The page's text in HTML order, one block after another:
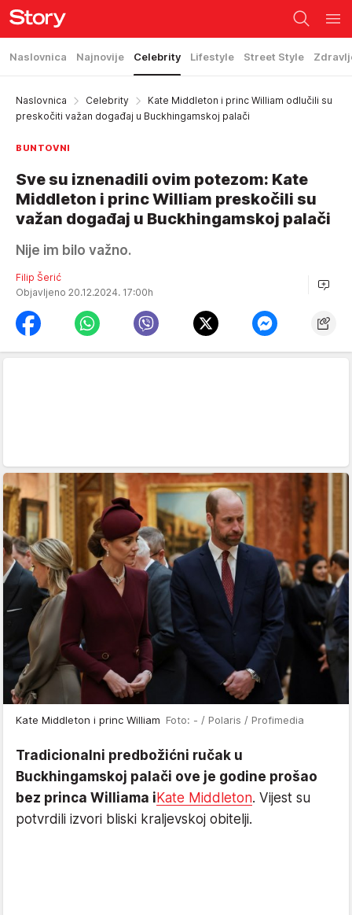
Naslovnica Najnovije Celebrity Lifestyle Street Style
Naslovnica Celebrity
Kate Middleton i princ William odlučili su
preskočiti važan događaj u Buckhingamskoj palači
BUNTOVNI
Sve su iznenadili ovim potezom: Kate
Middleton i princ William preskočili su
važan događaj u Buckhingamskoj palači
Nije im bilo važno.
Filip Šerić
Objavljeno 20.12.2024. 17:00h
Kate Middleton i princ William Foto: - / Polaris / Profimedia
Tradicionalni predbožićni ručak u
Buckhingamskoj palači ove je godine prošao
bez princa Williama iKate Middleton. Vijest su
potvrdili izvori bliski kraljevskoj obitelji.